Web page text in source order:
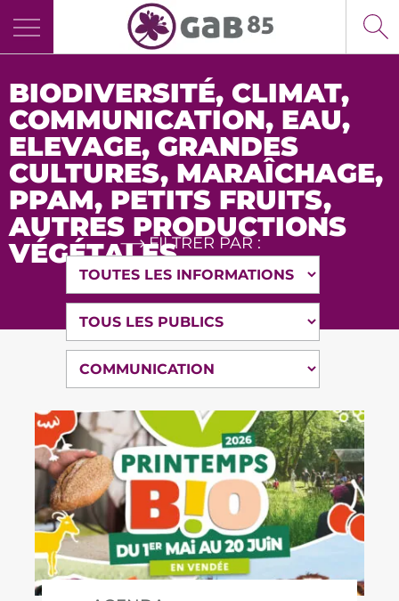
BIODIVERSITÉ, CLIMAT,
COMMUNICATION, EAU,
ELEVAGE, GRANDES
CULTURES, MARAÎCHAGE,
PPAM, PETITS FRUITS,
AUTRES PRODUCTIONS
VÉGÉTALESFILTRER PAR :
Panneau de gestion des cookies